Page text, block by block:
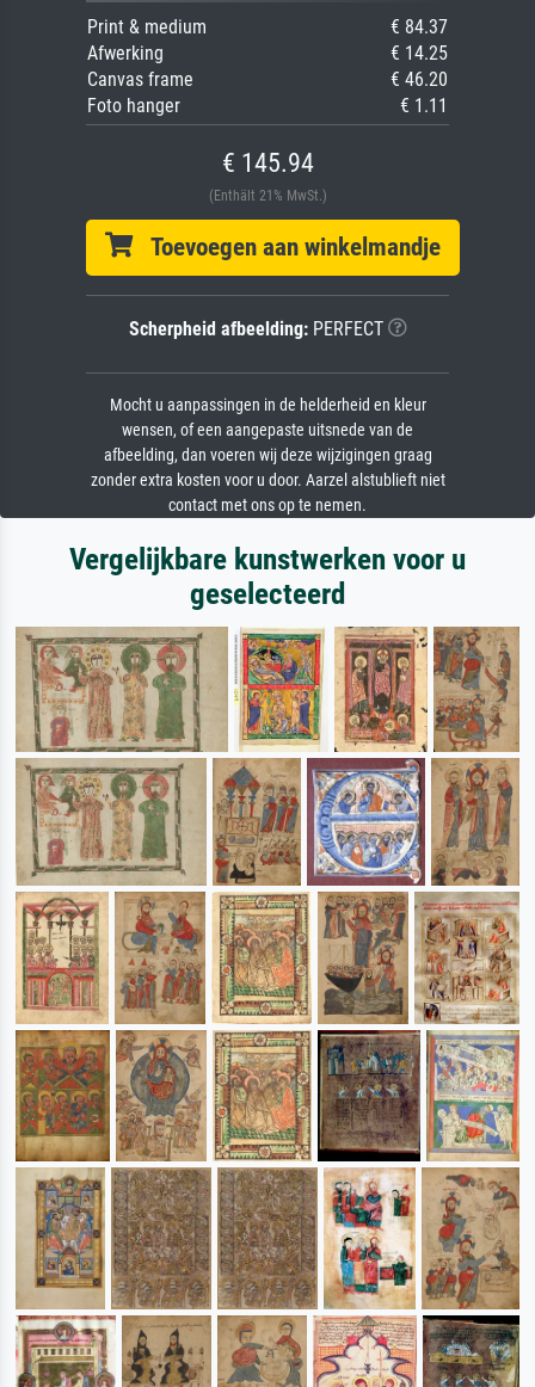
Print & medium
€ 84.37
Afwerking
€ 14.25
Canvas frame
€ 46.20
Foto hanger
€ 1.11
€ 145.94
(Enthält 21% MwSt.)
Toevoegen aan winkelmandje
Scherpheid afbeelding:PERFECT
Mocht u aanpassingen in de helderheid en kleur
wensen, of een aangepaste uitsnede van de
afbeelding, dan voeren wij deze wijzigingen graag
zonder extra kosten voor u door. Aarzel alstublieft niet
contact met ons op te nemen.
Vergelijkbare kunstwerken voor u
geselecteerd